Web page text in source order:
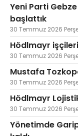
Yeni Parti
başlattık
30 Temmuz 2026
Hödlmayr
30 Temmuz 2026
Mustafa
30 Temmuz 2026
Hödlmayr
30 Temmuz 2026
Yönetimde